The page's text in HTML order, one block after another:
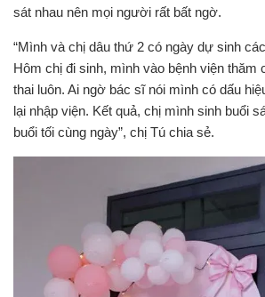
sát nhau nên mọi người rất bất ngờ.
“Mình và chị dâu thứ 2 có ngày dự sinh
Hôm chị đi sinh, mình vào bệnh viện thăm
thai luôn. Ai ngờ bác sĩ nói mình có dấu
lại nhập viện. Kết quả, chị mình sinh buổi
buổi tối cùng ngày”, chị Tú chia sẻ.